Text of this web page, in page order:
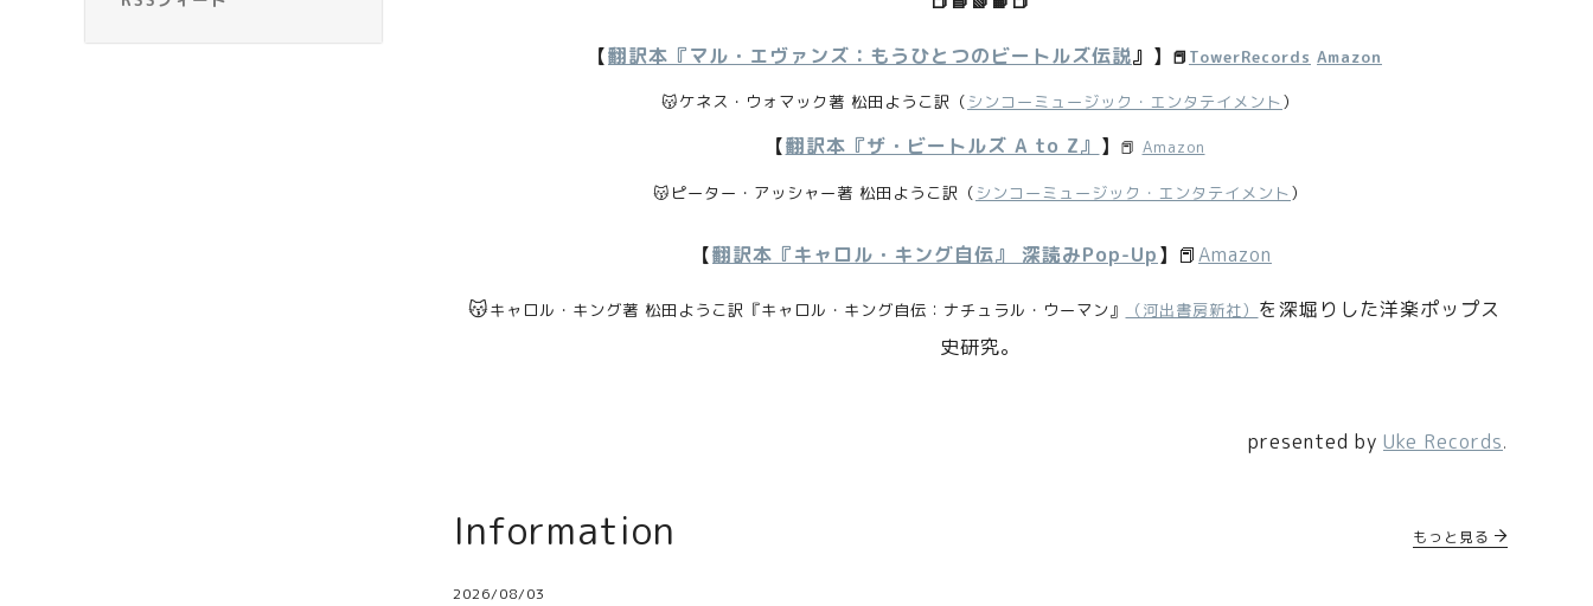
【翻訳本『マル・エヴァンズ：もうひとつのビートルズ伝説』 】 📕 TowerRecords Amazon
😽ケネス・ウォマック著 松田ようこ訳（ シンコーミュージック・エンタテイメント）
【翻訳本『ザ・ビートルズ A to Z』 】 📕 Amazon
😽ピーター・アッシャー著 松田ようこ訳（ シンコーミュージック・エンタテイメント）
【翻訳本『キャロル・キング自伝』 深読みPop-Up】 📕Amazon
😽キャロル・キング著 松田ようこ訳『キャロル・キング自伝：ナチュラル・ウーマン』 （河出書房新社） を深堀りした洋楽ポップス
史研究。
presented by Uke Records .
Information
2026/08/03
もっと見る